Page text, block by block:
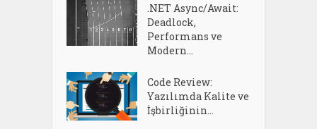
.NET Async/Await:
Deadlock,
Performans ve
Modern...
Code Review:
Yazılımda Kalite ve
İşbirliğinin...